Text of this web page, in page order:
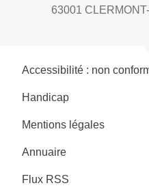
63001
Accessibilité : non
Handicap
Mentions légales
Annuaire
Flux RSS